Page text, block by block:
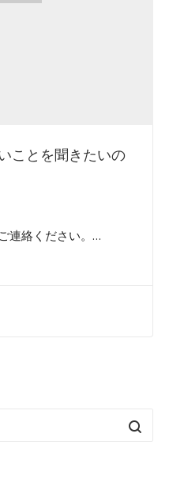
ことを聞きたいの
連絡ください。…